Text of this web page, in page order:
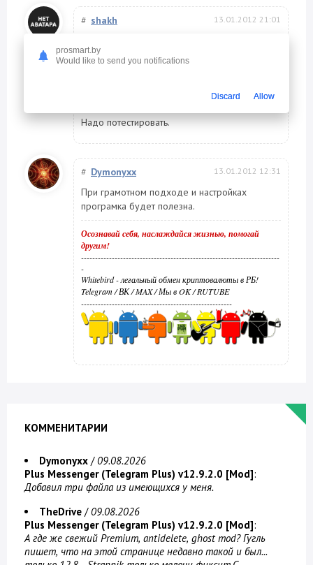
# shakh 13.01.2012 21:01
Надо потестировать.
# Dymonyxx 13.01.2012 12:31
При грамотном подходе и настройках
програмка будет полезна.
Осознавай себя, наслаждайся жизнью, помогай
другим!
-----------------------------------------------------------------------
-
Whitebird - легальный обмен криптовалюты в РБ!
Telegram/ВК/MAX/Мы в OK/RUTUBE
------------------------------------------------------
КОММЕНИТАРИИ
Dymonyxx /09.08.2026
Plus Messenger (Telegram Plus) v12.9.2.0 [Mod]:
Добавил три файла из имеющихся у меня.
TheDrive /09.08.2026
Plus Messenger (Telegram Plus) v12.9.2.0 [Mod]:
А где же свежий Premium, antidelete, ghost mod? Гугль
пишет, что на этой странице недавно такой и был...
prosmart.by
Would like to send you notifications
Discard Allow